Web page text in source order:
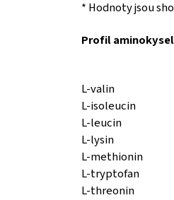
* Hodnoty jsou
Profil
L-valin
L-isoleucin
L-leucin
L-lysin
L-methionin
L-tryptofan
L-threonin